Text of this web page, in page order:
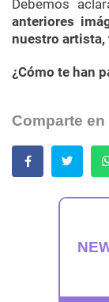
Debemos
anteriores
nuestro artista,
¿Cómo te han
Comparte